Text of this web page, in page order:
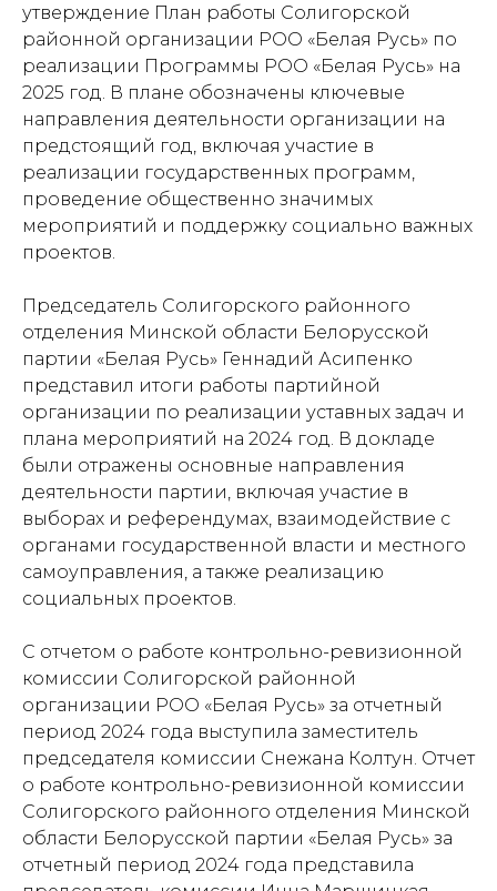
утверждение План работы Солигорской
районной организации РОО «Белая Русь» по
реализации Программы РОО «Белая Русь» на
2025 год. В плане обозначены ключевые
направления деятельности организации на
предстоящий год, включая участие в
реализации государственных программ,
проведение общественно значимых
мероприятий и поддержку социально важных
проектов.
Председатель Солигорского районного
отделения Минской области Белорусской
партии «Белая Русь» Геннадий Асипенко
представил итоги работы партийной
организации по реализации уставных задач и
плана мероприятий на 2024 год. В докладе
были отражены основные направления
деятельности партии, включая участие в
выборах и референдумах, взаимодействие с
органами государственной власти и местного
самоуправления, а также реализацию
социальных проектов.
С отчетом о работе контрольно-ревизионной
комиссии Солигорской районной
организации РОО «Белая Русь» за отчетный
период 2024 года выступила заместитель
председателя комиссии Снежана Колтун. Отчет
о работе контрольно-ревизионной комиссии
Солигорского районного отделения Минской
области Белорусской партии «Белая Русь» за
отчетный период 2024 года представила